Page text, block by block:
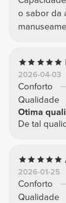
o sabor da
2026-04-03
Conforto
Qualidade
Otima
De tal
2026-01-25
Conforto
Qualidade